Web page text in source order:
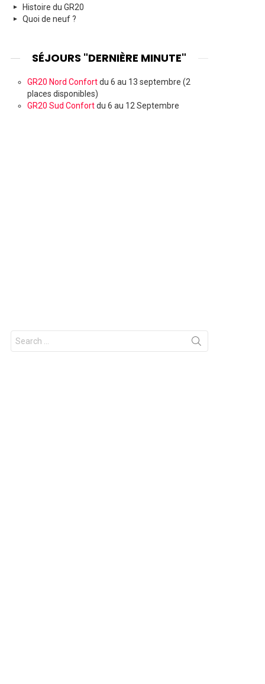
Histoire du GR20
Quoi de neuf ?
SÉJOURS "DERNIÈRE MINUTE"
GR20 Nord Confortdu 6 au 13 septembre (2
places disponibles)
GR20 Sud Confortdu 6 au 12 Septembre
Search
for: